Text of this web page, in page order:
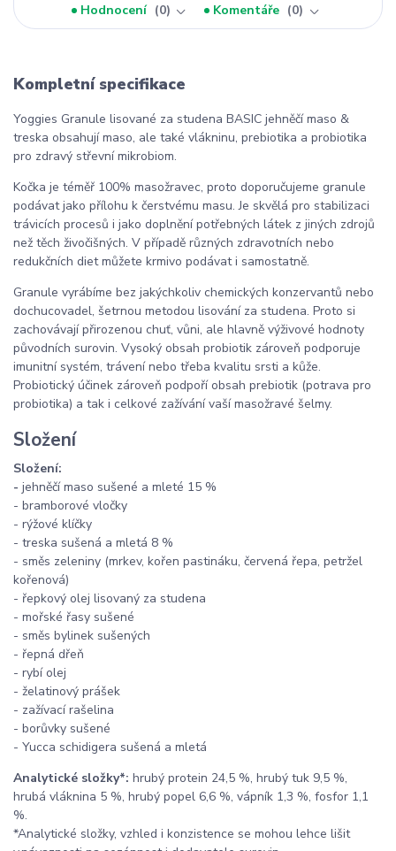
Hodnocení
0 Komentáře 0
Kompletní specifikace
Yoggies Granule lisované za studena BASIC jehněčí maso &
treska obsahují maso, ale také vlákninu, prebiotika a probiotika
pro zdravý střevní mikrobiom.
Kočka je téměř 100% masožravec, proto doporučujeme granule
podávat jako přílohu k čerstvému masu. Je skvělá pro stabilizaci
trávicích procesů i jako doplnění potřebných látek z jiných zdrojů
než těch živočišných. V případě různých zdravotních nebo
redukčních diet můžete krmivo podávat i samostatně.
Granule vyrábíme bez jakýchkoliv chemických konzervantů nebo
dochucovadel, šetrnou metodou lisování za studena. Proto si
zachovávají přirozenou chuť, vůni, ale hlavně výživové hodnoty
původních surovin. Vysoký obsah probiotik zároveň podporuje
imunitní systém, trávení nebo třeba kvalitu srsti a kůže.
Probiotický účinek zároveň podpoří obsah prebiotik (potrava pro
probiotika) a tak i celkové zažívání vaší masožravé šelmy.
Složení
Složení:
- jehněčí maso sušené a mleté 15 %
- bramborové vločky
- rýžové klíčky
- treska sušená a mletá 8 %
- směs zeleniny (mrkev, kořen pastináku, červená řepa, petržel
kořenová)
- řepkový olej lisovaný za studena
- mořské řasy sušené
- směs bylinek sušených
- řepná dřeň
- rybí olej
- želatinový prášek
- zažívací rašelina
- borůvky sušené
- Yucca schidigera sušená a mletá
Analytické složky*: hrubý protein 24,5 %, hrubý tuk 9,5 %,
hrubá vláknina 5 %, hrubý popel 6,6 %, vápník 1,3 %, fosfor 1,1
%.
*Analytické složky, vzhled i konzistence se mohou lehce lišit